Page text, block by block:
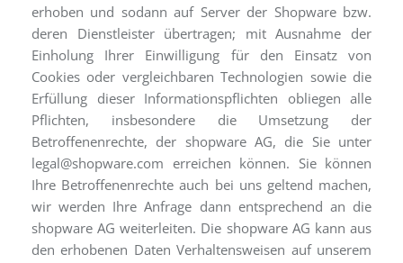
erhoben und sodann auf Server der Shopware bzw.
deren Dienstleister übertragen; mit Ausnahme der
Einholung Ihrer Einwilligung für den Einsatz von
Cookies oder vergleichbaren Technologien sowie die
Erfüllung dieser Informationspflichten obliegen alle
Pflichten, insbesondere die Umsetzung der
Betroffenenrechte, der shopware AG, die Sie unter
legal@shopware.com erreichen können. Sie können
Ihre Betroffenenrechte auch bei uns geltend machen,
wir werden Ihre Anfrage dann entsprechend an die
shopware AG weiterleiten. Die shopware AG kann aus
den erhobenen Daten Verhaltensweisen auf unserem